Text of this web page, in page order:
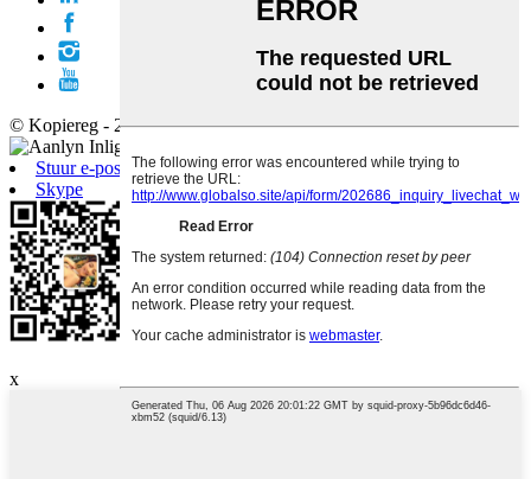
© Kopiereg - 2010-2019: Alle regte voorbehou.
Stuur e-pos
Skype
x